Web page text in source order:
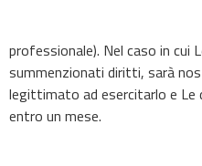
professionale). Nel caso in cui
summenzionati diritti, sarà
legittimato ad esercitarlo e Le
entro un mese.